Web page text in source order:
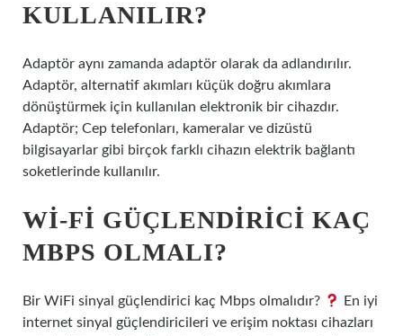
KULLANILIR?
Adaptör aynı zamanda adaptör olarak da adlandırılır.
Adaptör, alternatif akımları küçük doğru akımlara
dönüştürmek için kullanılan elektronik bir cihazdır.
Adaptör; Cep telefonları, kameralar ve dizüstü
bilgisayarlar gibi birçok farklı cihazın elektrik bağlantı
soketlerinde kullanılır.
WI-FI GÜÇLENDIRICI KAÇ
MBPS OLMALI?
Bir WiFi sinyal güçlendirici kaç Mbps olmalıdır?
En iyi
internet sinyal güçlendiricileri ve erişim noktası cihazları